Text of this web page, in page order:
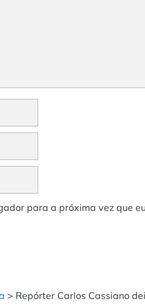
para a próxima vez que
> Repórter Carlos Cassiano